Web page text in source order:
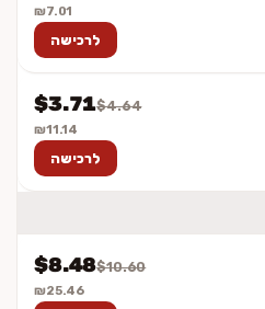
₪7.01
לרכישה
$4.64
$3.71
₪11.14
לרכישה
$10.60
$8.48
₪25.46